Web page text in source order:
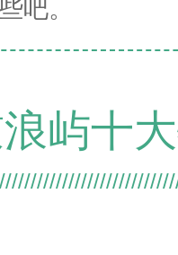
吧。
屿十